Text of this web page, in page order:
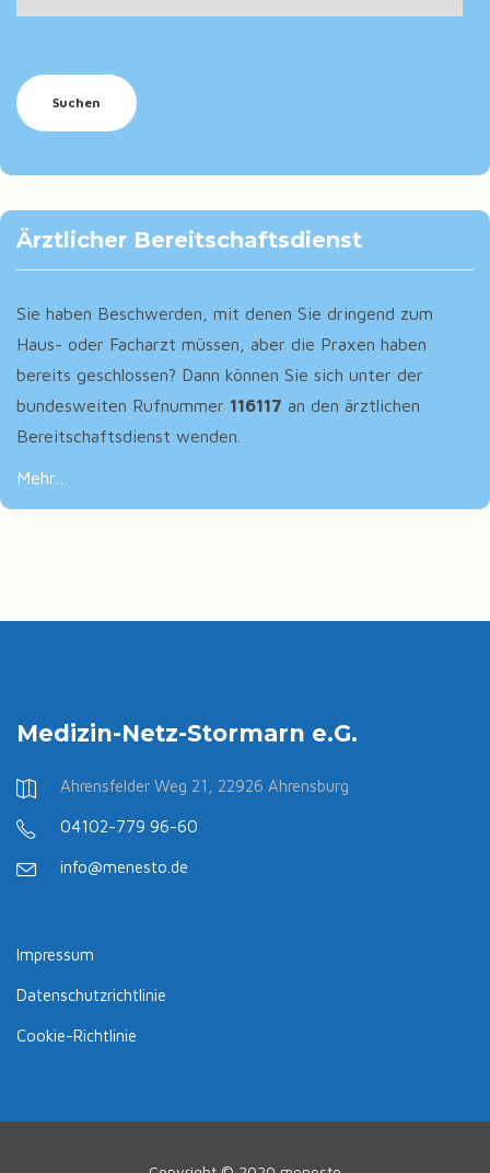
Ärztlicher Bereitschaftsdienst
Sie haben Beschwerden, mit denen Sie dringend zum
Haus- oder Facharzt müssen, aber die Praxen haben
bereits geschlossen? Dann können Sie sich unter der
bundesweiten Rufnummer 116117 an den ärztlichen
Bereitschaftsdienst wenden.
Mehr…
Medizin-Netz-Stormarn e.G.
Ahrensfelder Weg 21, 22926 Ahrensburg
04102-779 96-60
info@menesto.de
Impressum
Datenschutzrichtlinie
Cookie-Richtlinie